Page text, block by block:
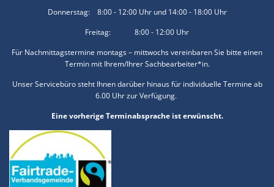
Donnerstag: 8:00 - 12:00 Uhr und 14:00 - 18:00 Uhr
Freitag: 8:00 - 12:00 Uhr
Für Nachmittagstermine montags – mittwochs vereinbaren Sie bitte einen
Termin mit Ihrem/Ihrer Sachbearbeiter*in.
Unser Servicebüro steht Ihnen darüber hinaus für individuelle Termine ab
6.00 Uhr zur Verfügung.
Eine vorherige Terminabsprache ist erwünscht.